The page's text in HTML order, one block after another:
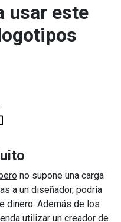
usar este
no supone una carga
a un diseñador, podría
dinero. Además de los
utilizar un creador de